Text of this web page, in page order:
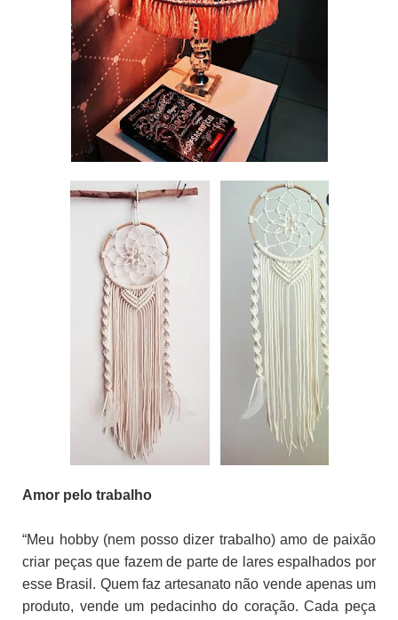
Amor pelo trabalho
“Meu hobby (nem posso dizer trabalho) amo de paixão
criar peças que fazem de parte de lares espalhados por
esse Brasil. Quem faz artesanato não vende apenas um
produto, vende um pedacinho do coração. Cada peça